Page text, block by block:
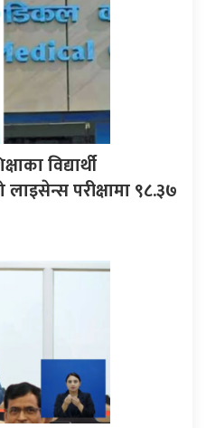
विद्यार्थी
परीक्षामा ९८.३७